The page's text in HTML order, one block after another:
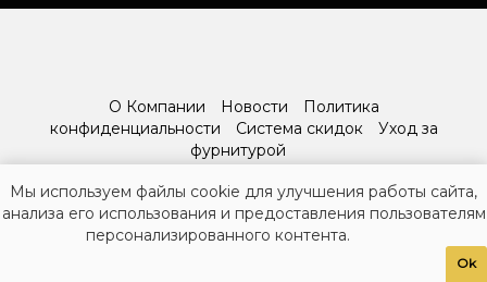
О Компании Новости
Политика
конфиденциальности
Система скидок
Уход за
фурнитурой
Мы используем файлы cookie для улучшения работы сайта,
анализа его использования и предоставления пользователям
персонализированного контента.
Ok